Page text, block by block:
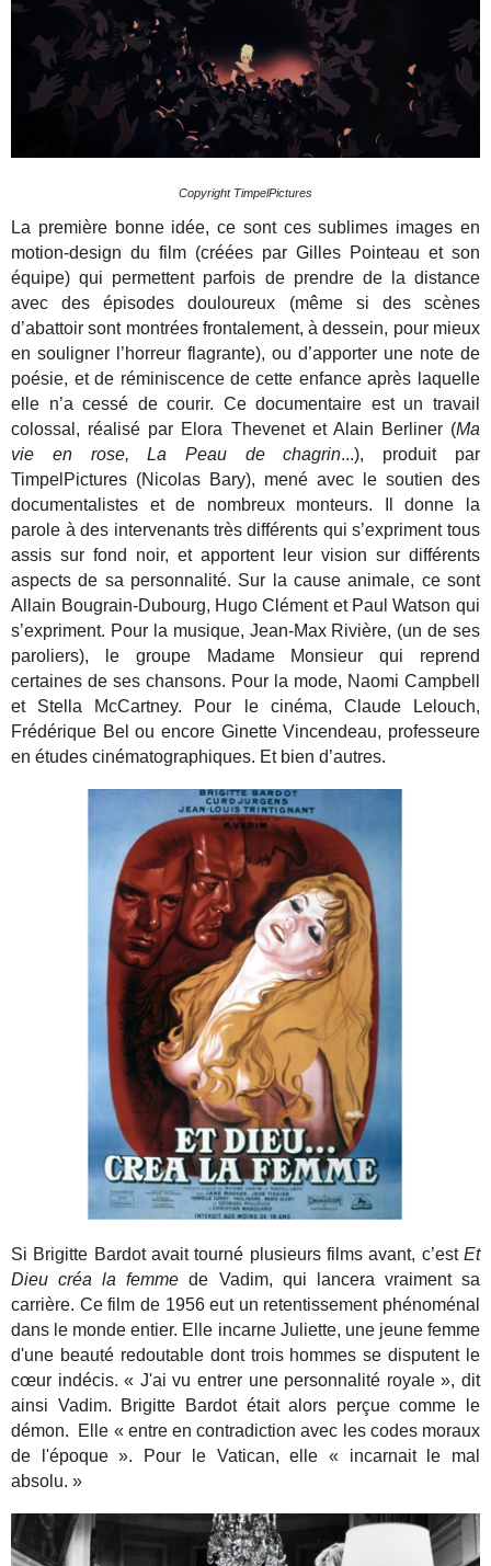
Copyright TimpelPictures
La première bonne idée, ce sont ces sublimes images en
motion-design du film (créées par Gilles Pointeau et son
équipe) qui permettent parfois de prendre de la distance
avec des épisodes douloureux (même si des scènes
d’abattoir sont montrées frontalement, à dessein, pour mieux
en souligner l’horreur flagrante), ou d’apporter une note de
poésie, et de réminiscence de cette enfance après laquelle
elle n’a cessé de courir. Ce documentaire est un travail
colossal, réalisé par Elora Thevenet et Alain Berliner (Ma
vie en rose, La Peau de chagrin...), produit par
TimpelPictures (Nicolas Bary), mené avec le soutien des
documentalistes et de nombreux monteurs. Il donne la
parole à des intervenants très différents qui s’expriment tous
assis sur fond noir, et apportent leur vision sur différents
aspects de sa personnalité. Sur la cause animale, ce sont
Allain Bougrain-Dubourg, Hugo Clément et Paul Watson qui
s’expriment. Pour la musique, Jean-Max Rivière, (un de ses
paroliers), le groupe Madame Monsieur qui reprend
certaines de ses chansons. Pour la mode, Naomi Campbell
et Stella McCartney. Pour le cinéma, Claude Lelouch,
Frédérique Bel ou encore Ginette Vincendeau, professeure
en études cinématographiques. Et bien d’autres.
Si Brigitte Bardot avait tourné plusieurs films avant, c’est Et
Dieu créa la femmede Vadim, qui lancera vraiment sa
carrière. Ce film de 1956 eut un retentissement phénoménal
dans le monde entier. Elle incarne Juliette, une jeune femme
d'une beauté redoutable dont trois hommes se disputent le
cœur indécis. « J'ai vu entrer une personnalité royale », dit
ainsi Vadim. Brigitte Bardot était alors perçue comme le
démon. Elle « entre en contradiction avec les codes moraux
de l'époque ». Pour le Vatican, elle « incarnait le mal
absolu. »